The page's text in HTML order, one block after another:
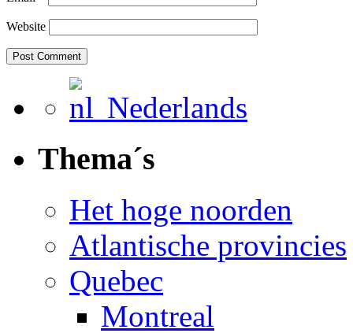
Website
Nederlands
Thema´s
Het hoge noorden
Atlantische provincies
Quebec
Montreal